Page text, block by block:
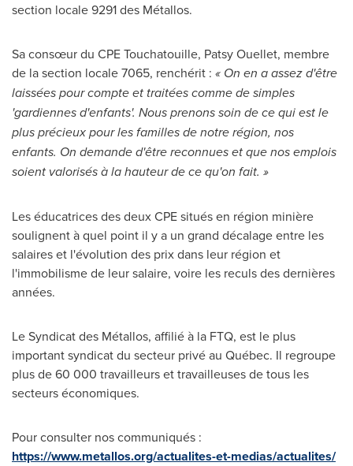
section locale 9291 des Métallos.
Sa consœur du CPE Touchatouille, Patsy Ouellet, membre
de la section locale 7065, renchérit : « On en a assez d'être
laissées pour compte et traitées comme de simples
'gardiennes d'enfants'. Nous prenons soin de ce qui est le
plus précieux pour les familles de notre région, nos
enfants. On demande d'être reconnues et que nos emplois
soient valorisés à la hauteur de ce qu'on fait. »
Les éducatrices des deux CPE situés en région minière
soulignent à quel point il y a un grand décalage entre les
salaires et l'évolution des prix dans leur région et
l'immobilisme de leur salaire, voire les reculs des dernières
années.
Le Syndicatdes Métallos, affilié à la FTQ, est le plus
important syndicat du secteur privé au Québec. Il regroupe
plus de 60 000 travailleurs et travailleuses de tous les
secteurs économiques.
Pour consulter nos communiqués :
https://www.metallos.org/actualites-et-medias/actualites/